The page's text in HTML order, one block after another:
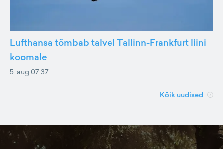
Lufthansa tõmbab talvel Tallinn-Frankfurt liini
koomale
5. aug 07:37
Kõik uudised